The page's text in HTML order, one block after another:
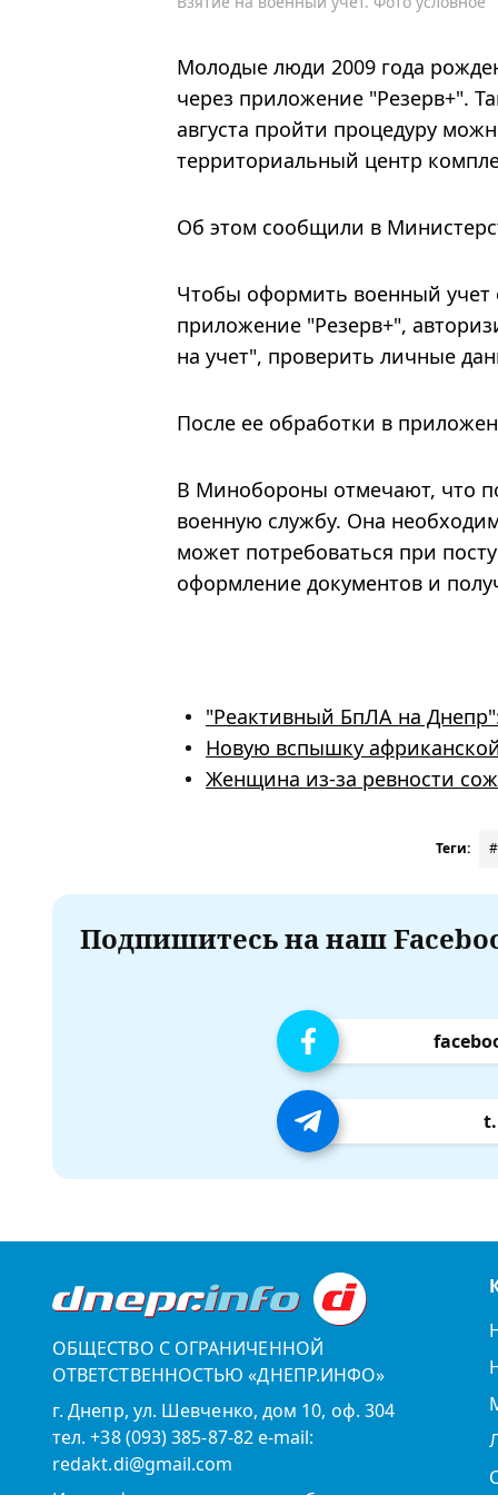
Молодые люди 2009 года
через приложение "Резерв+".
августа пройти процедуру
территориальный центр
Об этом сообщили в
Чтобы оформить военный учет
приложение "Резерв+",
на учет", проверить личные
После ее обработки в
В Минобороны отмечают, что
военную службу. Она
может потребоваться при
оформление документов и
"Реактивный БпЛА на
Новую вспышку
Женщина из-за ревности
Теги:
Подпишитесь на наш
ОБЩЕСТВО С ОГРАНИЧЕННОЙ
ОТВЕТСТВЕННОСТЬЮ «ДНЕПР.ИНФО»
г. Днепр, ул. Шевченко, дом 10, оф. 304
тел. +38 (093) 385-87-82 e-mail:
redakt.di@gmail.com